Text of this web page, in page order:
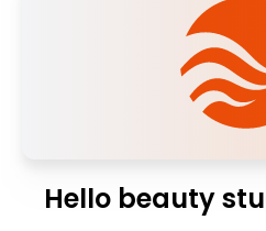
Hello beauty